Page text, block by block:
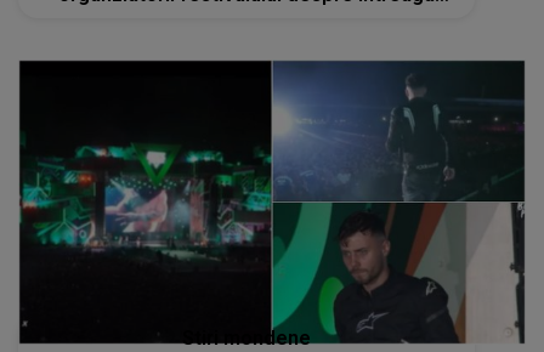
Stiri mondene